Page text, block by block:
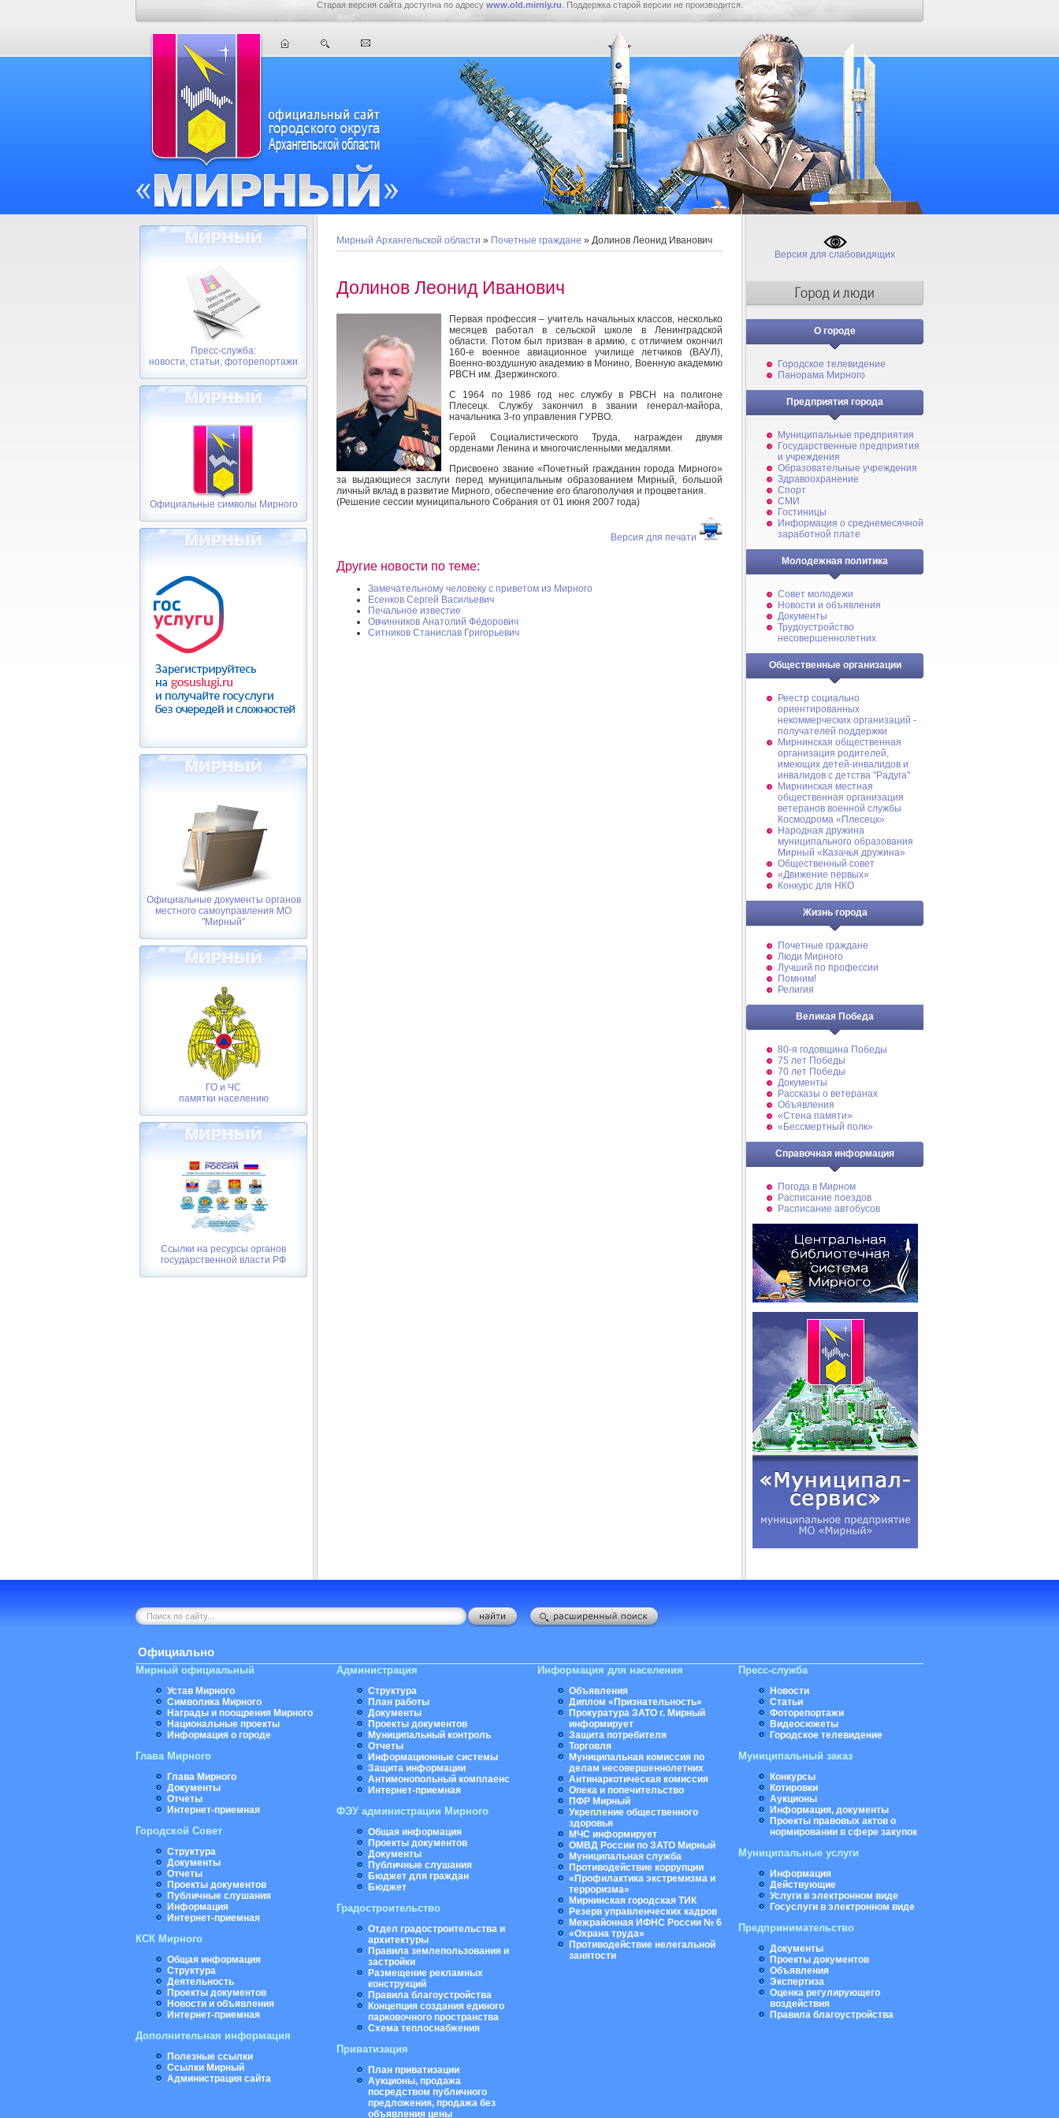
Старая версия сайта доступна по адресу www.old.mirniy.ru . Поддержка старой версии не производится.
Пресс-служба:
новости, статьи, фоторепортажи
Официальные символы Мирного
Официальные документы органов
местного самоуправления МО
"Мирный"
ГО и ЧС
памятки населению
Ссылки на ресурсы органов
государственной власти РФ
Мирный Архангельской области » Почетные граждане » Долинов Леонид Иванович
Долинов Леонид Иванович
Первая профессия – учитель начальных классов, несколько
месяцев работал в сельской школе в Ленинградской
области. Потом был призван в армию, с отличием окончил
160-е военное авиационное училище летчиков (ВАУЛ),
Военно-воздушную академию в Монино, Военную академию
РВСН им. Дзержинского.
С 1964 по 1986 год нес службу в РВСН на полигоне
Плесецк. Службу закончил в звании генерал-майора,
начальника 3-го управления ГУРВО.
Герой Социалистического Труда, награжден двумя
орденами Ленина и многочисленными медалями.
Присвоено звание «Почетный гражданин города Мирного»
за выдающиеся заслуги перед муниципальным образованием Мирный, большой
личный вклад в развитие Мирного, обеспечение его благополучия и процветания.
(Решение сессии муниципального Собрания от 01 июня 2007 года)
Версия для печати
Другие новости по теме:
Замечательному человеку с приветом из Мирного
Есенков Сергей Васильевич
Печальное известие
Овчинников Анатолий Фёдорович
Ситников Станислав Григорьевич
Версия для слабовидящих
О городе
Городское телевидение
Панорама Мирного
Предприятия города
Муниципальные предприятия
Государственные предприятия
и учреждения
Образовательные учреждения
Здравоохранение
Спорт
СМИ
Гостиницы
Информация о среднемесячной
заработной плате
Молодежная политика
Совет молодежи
Новости и объявления
Документы
Трудоустройство
несовершеннолетних
Общественные организации
Реестр социально
ориентированных
некоммерческих организаций -
получателей поддержки
Мирнинская общественная
организация родителей,
имеющих детей-инвалидов и
инвалидов с детства "Радуга"
Мирнинская местная
общественная организация
ветеранов военной службы
Космодрома «Плесецк»
Народная дружина
муниципального образования
Мирный «Казачья дружина»
Общественный совет
«Движение первых»
Конкурс для НКО
Жизнь города
Почетные граждане
Люди Мирного
Лучший по профессии
Помним!
Религия
Великая Победа
80-я годовщина Победы
75 лет Победы
70 лет Победы
Документы
Рассказы о ветеранах
Объявления
«Стена памяти»
«Бессмертный полк»
Справочная информация
Погода в Мирном
Расписание поездов
Расписание автобусов
Официально
Мирный официальный
Устав Мирного
Символика Мирного
Награды и поощрения Мирного
Национальные проекты
Информация о городе
Глава Мирного
Глава Мирного
Документы
Отчеты
Интернет-приемная
Городской Совет
Структура
Документы
Отчеты
Проекты документов
Публичные слушания
Информация
Интернет-приемная
КСК Мирного
Общая информация
Структура
Деятельность
Проекты документов
Новости и объявления
Интернет-приемная
Дополнительная информация
Полезные ссылки
Ссылки Мирный
Администрация сайта
Администрация
Структура
План работы
Документы
Проекты документов
Муниципальный контроль
Отчеты
Информационные системы
Защита информации
Антимонопольный комплаенс
Интернет-приемная
ФЭУ администрации Мирного
Общая информация
Проекты документов
Документы
Публичные слушания
Бюджет для граждан
Бюджет
Градостроительство
Отдел градостроительства и
архитектуры
Правила землепользования и
застройки
Размещение рекламных
конструкций
Правила благоустройства
Концепция создания единого
парковочного пространства
Схема теплоснабжения
Приватизация
План приватизации
Аукционы, продажа
посредством публичного
предложения, продажа без
объявления цены
Информация для населения
Объявления
Диплом «Признательность»
Прокуратура ЗАТО г. Мирный
информирует
Защита потребителя
Торговля
Муниципальная комиссия по
делам несовершеннолетних
Антинаркотическая комиссия
Опека и попечительство
ПФР Мирный
Укрепление общественного
здоровья
МЧС информирует
ОМВД России по ЗАТО Мирный
Муниципальная cлужба
Противодействие коррупции
«Профилактика экстремизма и
терроризма»
Мирнинская городская ТИК
Резерв управленческих кадров
Межрайонная ИФНС России № 6
«Охрана труда»
Противодействие нелегальной
занятости
Пресс-служба
Новости
Статьи
Фоторепортажи
Видеосюжеты
Городское телевидение
Муниципальный заказ
Конкурсы
Котировки
Аукционы
Информация, документы
Проекты правовых актов о
нормировании в сфере закупок
Муниципальные услуги
Информация
Действующие
Услуги в электронном виде
Госуслуги в электронном виде
Предпринимательство
Документы
Проекты документов
Объявления
Экспертиза
Оценка регулирующего
воздействия
Правила благоустройства